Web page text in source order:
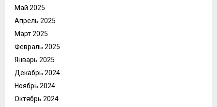
Май 2025
Апрель 2025
Март 2025
Февраль 2025
Январь 2025
Декабрь 2024
Ноябрь 2024
Октябрь 2024